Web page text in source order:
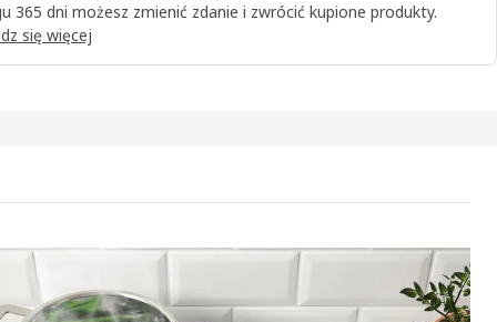
365 dni możesz zmienić zdanie i zwrócić kupione produkty.
się więcej